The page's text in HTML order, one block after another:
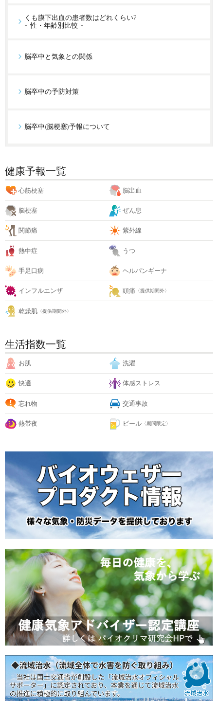
くも膜下出血の患者数はどれくらい?
- 性・年齢別比較 -
脳卒中と気象との関係
脳卒中の予防対策
脳卒中(脳梗塞)予報について
健康予報一覧
心筋梗塞 脳出血
脳梗塞 ぜん息
関節痛 紫外線
熱中症 うつ
手足口病 ヘルパンギーナ
インフルエンザ 頭痛 〈提供期間外〉
乾燥肌 〈提供期間外〉
生活指数一覧
お肌 洗濯
快適 体感ストレス
忘れ物 交通事故
熱帯夜 ビール 〈期間限定〉